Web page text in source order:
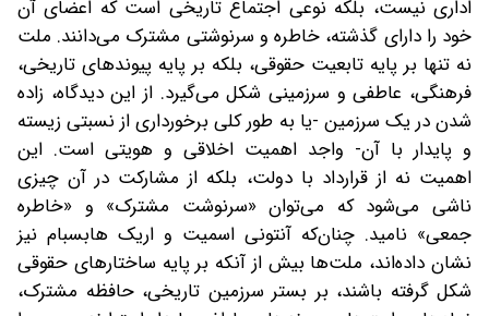
اداری نیست، بلکه نوعی اجتماع تاریخی است که اعضای آن
خود را دارای گذشته، خاطره و سرنوشتی مشترک می‌دانند. ملت
نه تنها بر پایه تابعیت حقوقی، بلکه بر پایه پیوندهای تاریخی،
فرهنگی، عاطفی و سرزمینی شکل می‌گیرد. از این دیدگاه، زاده
شدن در یک سرزمین -یا به طور کلی برخورداری از نسبتی زیسته
و پایدار با آن- واجد اهمیت اخلاقی و هویتی است. این
اهمیت نه از قرارداد با دولت، بلکه از مشارکت در آن چیزی
ناشی می‌شود که می‌توان «سرنوشت مشترک» و «خاطره
جمعی» نامید. چنان‌که آنتونی اسمیت و اریک هابسبام نیز
نشان داده‌اند، ملت‌ها بیش از آنکه بر پایه ساختارهای حقوقی
شکل گرفته باشند، بر بستر سرزمین تاریخی، حافظه مشترک،